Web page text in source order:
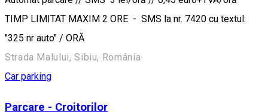
TIMP LIMITAT MAXIM 2 ORE - SMS la nr. 7420 cu textul:
"325 nr auto" / ORĂ
Strada Malului, Sibiu, România
Car parking
Parcare - Croitorilor